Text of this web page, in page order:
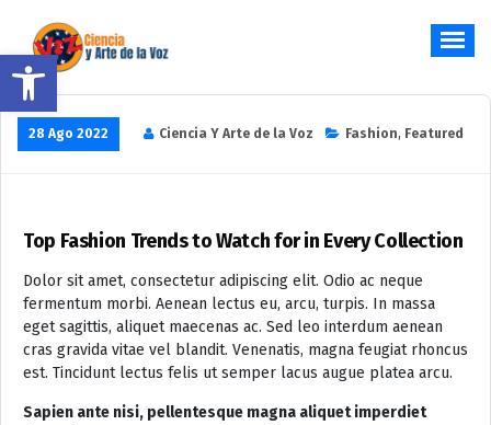
Abrir barra de herramientas
contenido
Hablar y Cantar desde el Corazón
28 Ago 2022 Ciencia Y Arte de la Voz Fashion, Featured
Top Fashion Trends to Watch for in Every Collection
Dolor sit amet, consectetur adipiscing elit. Odio ac neque
fermentum morbi. Aenean lectus eu, arcu, turpis. In massa
eget sagittis, aliquet maecenas ac. Sed leo interdum aenean
cras gravida vitae vel blandit. Venenatis, magna feugiat rhoncus
est. Tincidunt lectus felis ut semper lacus augue platea arcu.
Sapien ante nisi, pellentesque magna aliquet imperdiet